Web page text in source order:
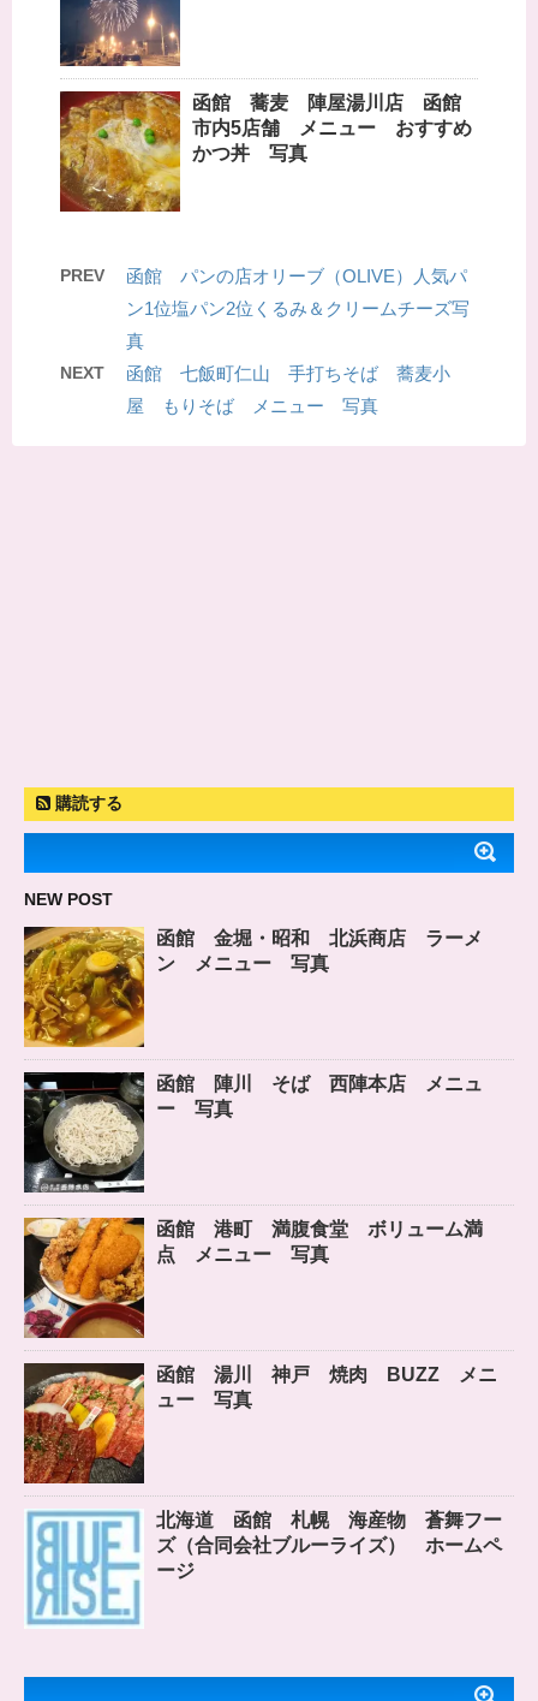
函館 蕎麦 陣屋湯川店 函館
市内5店舗 メニュー おすすめ
かつ丼 写真
PREV
函館 パンの店オリーブ（OLIVE）人気パ
ン1位塩パン2位くるみ＆クリームチーズ写
真
NEXT
函館 七飯町仁山 手打ちそば 蕎麦小
屋 もりそば メニュー 写真
購読する
NEW POST
函館 金堀・昭和 北浜商店 ラーメ
ン メニュー 写真
函館 陣川 そば 西陣本店 メニュ
ー 写真
函館 港町 満腹食堂 ボリューム満
点 メニュー 写真
函館 湯川 神戸 焼肉 BUZZ メニ
ュー 写真
北海道 函館 札幌 海産物 蒼舞フー
ズ（合同会社ブルーライズ） ホームペ
ージ